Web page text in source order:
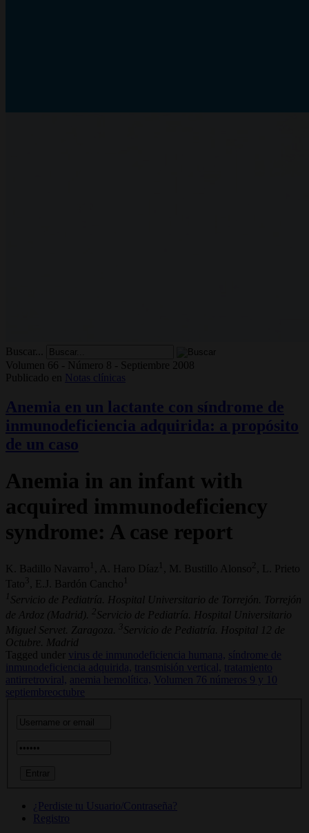
Buscar...
Volumen 66 - Número 8 - Septiembre 2008
Publicado en
Notas clínicas
Anemia en un lactante con síndrome de
inmunodeficiencia adquirida: a propósito
de un caso
Anemia in an infant with
acquired immunodeficiency
syndrome: A case report
K. Badillo Navarro 1 , A. Haro Díaz 1 , M. Bustillo Alonso
, L. Prieto
Tato 3 , E.J. Bardón Cancho 1
1 Servicio de Pediatría. Hospital Universitario de Torrejón. Torrejón
de Ardoz (Madrid).
2 Servicio de Pediatría. Hospital Universitario
Miguel Servet. Zaragoza.
3 Servicio de Pediatría. Hospital 12 de
Octubre. Madrid
Tagged under
virus de inmunodeficiencia humana, síndrome de
inmunodeficiencia adquirida, transmisión vertical,
tratamiento
antirretroviral,
anemia hemolítica,
Volumen 76 números 9 y 10
septiembreoctubre
¿Perdiste tu Usuario/Contraseña?
Registro